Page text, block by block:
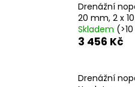
Drenážní
20 mm, 2 x
Skladem
3 456 Kč
Drenážní